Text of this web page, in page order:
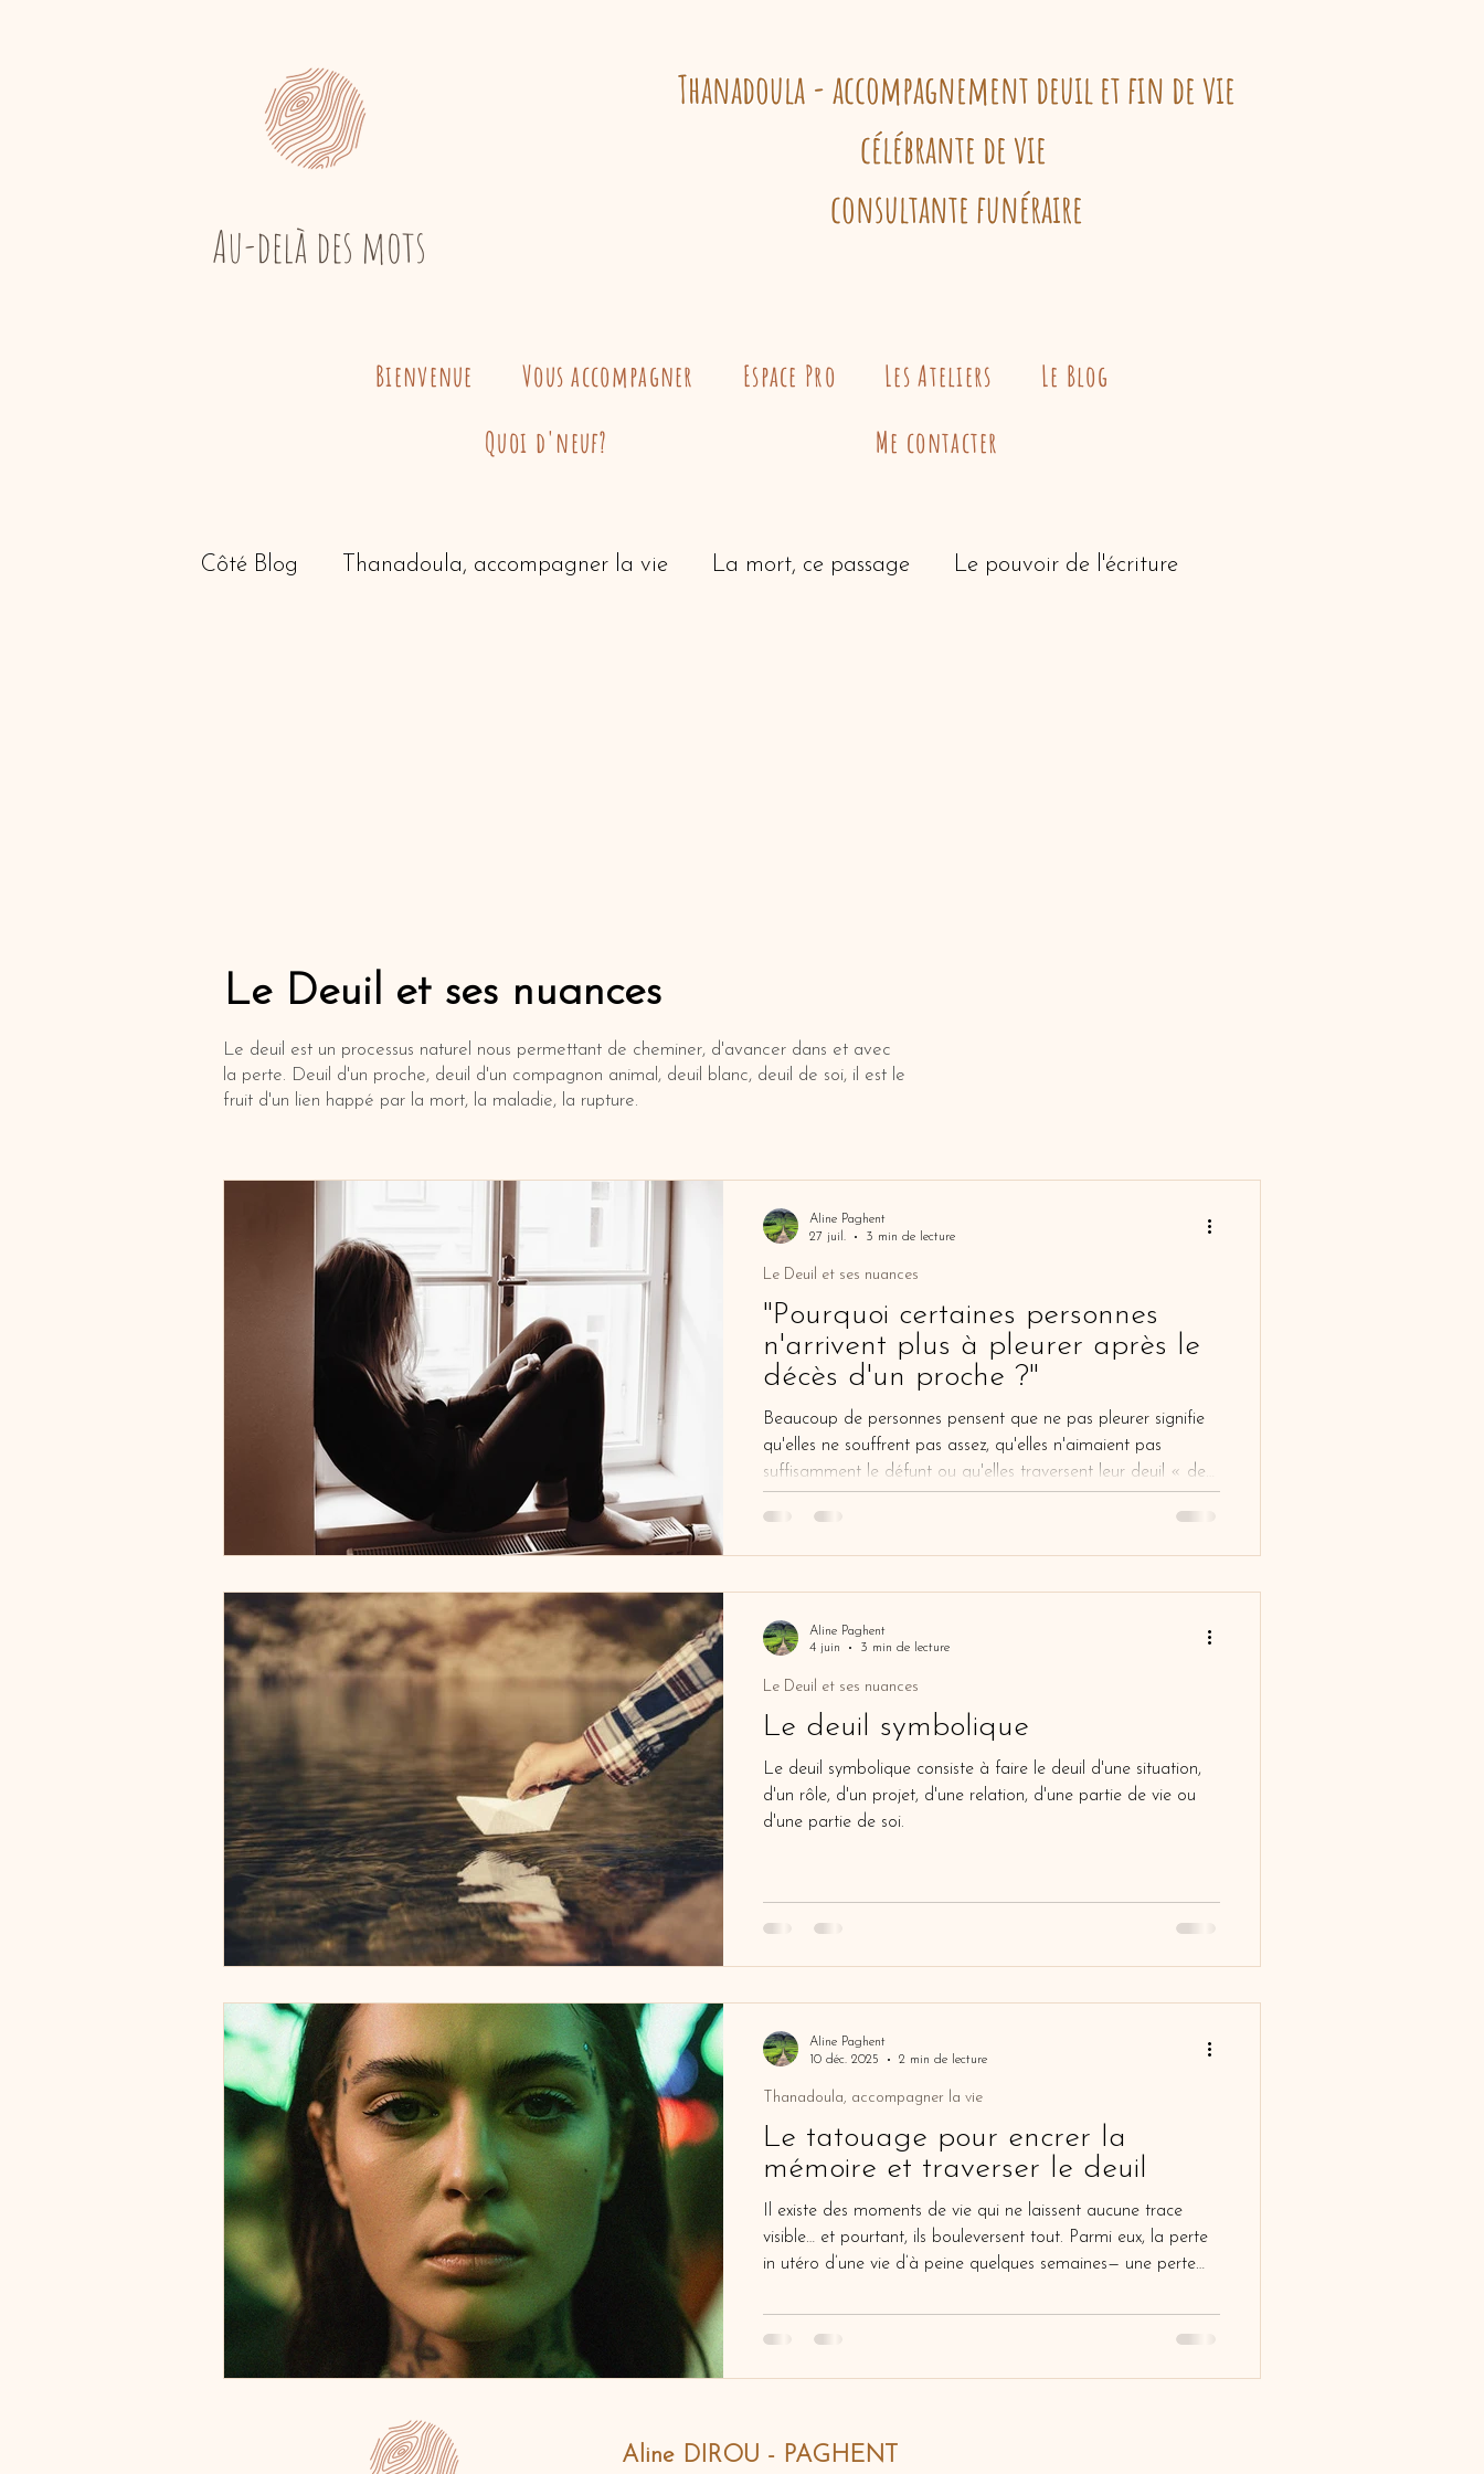
Au-delà des mots
Thanadoula - accompagnement deuil et fin de vie
célébrante de vie
consultante funéraire
Bienvenue Vous accompagner Espace Pro Les Ateliers
Le Blog
Quoi d'neuf?
Me contacter
Côté Blog Thanadoula, accompagner la vie La mort, ce passage Le pouvoir de l'écriture
Le Deuil et ses nuances
Le deuil est un processus naturel nous permettant de cheminer, d'avancer dans et avec
la perte. Deuil d'un proche, deuil d'un compagnon animal, deuil blanc, deuil de soi, il est le
fruit d'un lien happé par la mort, la maladie, la rupture.
"Pourquoi certaines personnes
n'arrivent plus à pleurer après le
décès d'un proche ?"
Beaucoup de personnes pensent que ne pas pleurer signifie
qu'elles ne souffrent pas assez, qu'elles n'aimaient pas
suffisamment le défunt ou qu'elles traversent leur deuil « de
Le Deuil et ses nuances
Aline Paghent
27 juil.
3 min de lecture
Le deuil symbolique
​Le deuil symbolique consiste à faire le deuil d'une situation,
d'un rôle, d'un projet, d'une relation, d'une partie de vie ou
d'une partie de soi.
Le Deuil et ses nuances
Aline Paghent
4 juin
3 min de lecture
Le tatouage pour encrer la
mémoire et traverser le deuil
Il existe des moments de vie qui ne laissent aucune trace
visible… et pourtant, ils bouleversent tout. Parmi eux, la perte
in utéro d’une vie d’à peine quelques semaines— une perte
commencé et à vraiment prendre place dans le monde.
Thanadoula, accompagner la vie
Aline Paghent
10 déc. 2025
2 min de lecture
Aline DIROU - PAGHENT